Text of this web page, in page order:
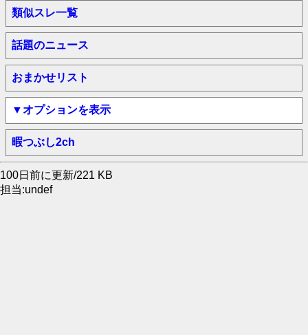
類似スレ一覧
話題のニュース
おまかせリスト
▼オプションを表示
暇つぶし2ch
100日前に更新/221 KB
担当:undef